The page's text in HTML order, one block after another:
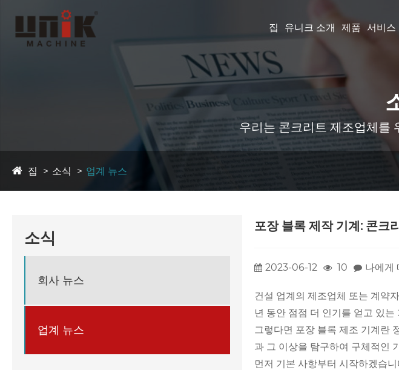
집 유니크 소개 제품 서비스
우리는 콘크리트 제조업체를
집 소식 업계 뉴스
소식
회사 뉴스
업계 뉴스
포장 블록 제작 기계: 콘크
2023-06-12 10 나에게
건설 업계의 제조업체 또는 계약
년 동안 점점 더 인기를 얻고 있
그렇다면 포장 블록 제조 기계란
과 그 이상을 탐구하여 구체적인
먼저 기본 사항부터 시작하겠습